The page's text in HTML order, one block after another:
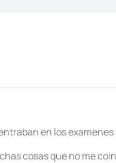
en los
cosas que no me